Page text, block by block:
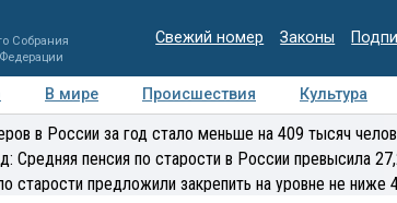
Собрания
Свежий номер Законы
В мире Происшествия Культура
Медиацентр Интервью
в России за год стало меньше на 409 тысяч
Средняя пенсия по старости в России превысила
старости предложили закрепить на уровне не ниже